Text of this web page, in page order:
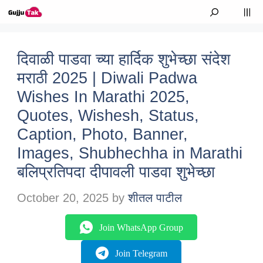
Skip to content
दिवाळी पाडवा च्या हार्दिक शुभेच्छा संदेश
मराठी 2025 | Diwali Padwa
Wishes In Marathi 2025,
Quotes, Wishesh, Status,
Caption, Photo, Banner,
Images, Shubhechha in Marathi
बलिप्रतिपदा दीपावली पाडवा शुभेच्छा
October 20, 2025 byशीतल पाटील
Join WhatsApp Group
Join Telegram